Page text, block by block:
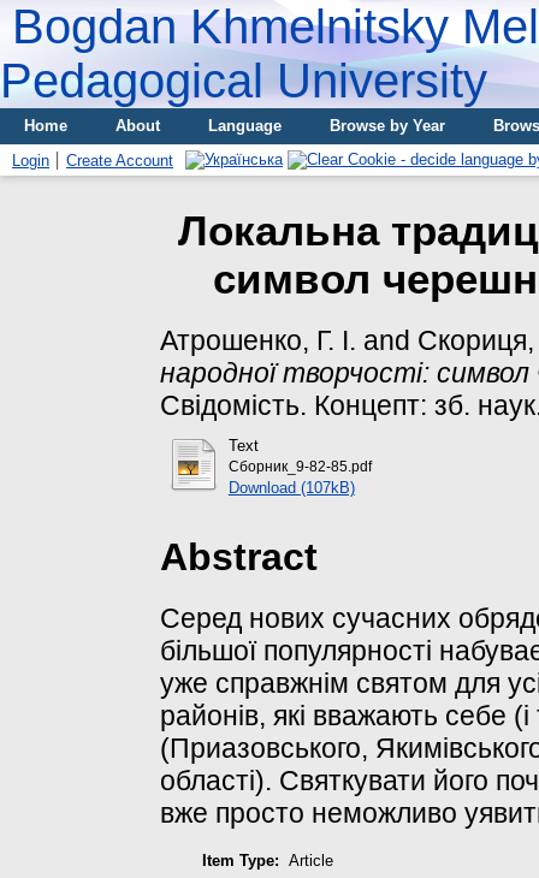
Bogdan Khmelnitsky
Pedagogical University
Home About Language Browse by Year
Login
Create Account
Локальна
символ
Атрошенко, Г. І. and
народної творчості:
Свідомість. Концепт: зб.
Text
Сборник_9-82-85.pdf
Download (107kB)
Abstract
Серед нових сучасних
більшої популярності
уже справжнім святом для
районів, які вважають себе
(Приазовського,
області). Святкувати його
вже просто неможливо
Item Type: Article